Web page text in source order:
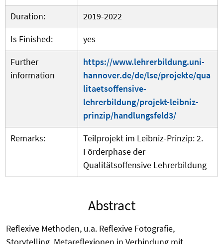
Duration:
2019-2022
Is Finished:
yes
Further
information
https://www.lehrerbildung.uni-
hannover.de/de/lse/projekte/qua
litaetsoffensive-
lehrerbildung/projekt-leibniz-
prinzip/handlungsfeld3/
Remarks:
Teilprojekt im Leibniz-Prinzip: 2.
Förderphase der
Qualitätsoffensive Lehrerbildung
Abstract
Reflexive Methoden, u.a. Reflexive Fotografie,